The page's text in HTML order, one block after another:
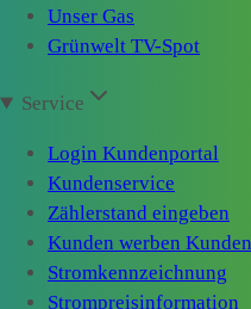
Unser Gas
Grünwelt TV-Spot
Service
Login Kundenportal
Kundenservice
Zählerstand eingeben
Kunden werben Kunden
Stromkennzeichnung
Strompreisinformation